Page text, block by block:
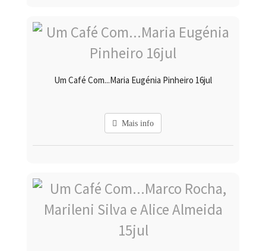
Um Café Com...Maria Eugénia Pinheiro 16jul
Mais info